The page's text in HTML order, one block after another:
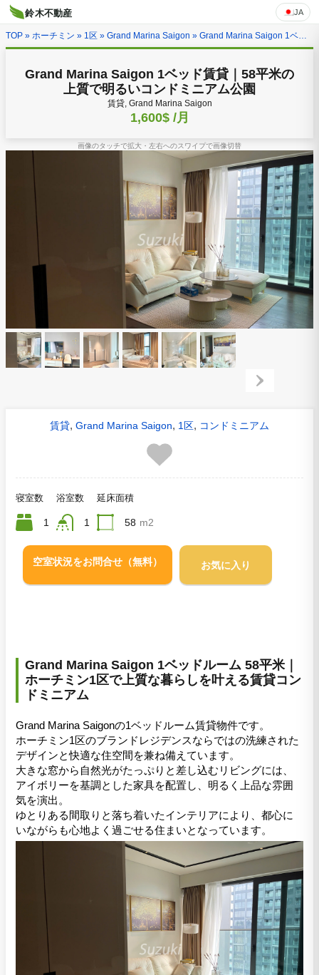
TOP » ホーチミン » 1区 » Grand Marina Saigon » Grand Marina Saigon 1ベッド賃貸｜58平米の上質で明るいコンドミニアム公園
Grand Marina Saigon 1ベッド賃貸｜58平米の
上質で明るいコンドミニアム公園
賃貸, Grand Marina Saigon
1,600$ /月
画像のタッチで拡大・左右へのスワイプで画像切替
賃貸, Grand Marina Saigon, 1区, コンドミニアム
寝室数
1
浴室数
1
延床面積
58 m2
空室状況をお問合せ（無料） お気に入り
Grand Marina Saigon 1ベッドルーム 58平米｜
ホーチミン1区で上質な暮らしを叶える賃貸コン
ドミニアム
Grand Marina Saigonの1ベッドルーム賃貸物件です。
ホーチミン1区のブランドレジデンスならではの洗練された
デザインと快適な住空間を兼ね備えています。
大きな窓から自然光がたっぷりと差し込むリビングには、
アイボリーを基調とした家具を配置し、明るく上品な雰囲
気を演出。
ゆとりある間取りと落ち着いたインテリアにより、都心に
いながらも心地よく過ごせる住まいとなっています。
鈴木不動産 JA